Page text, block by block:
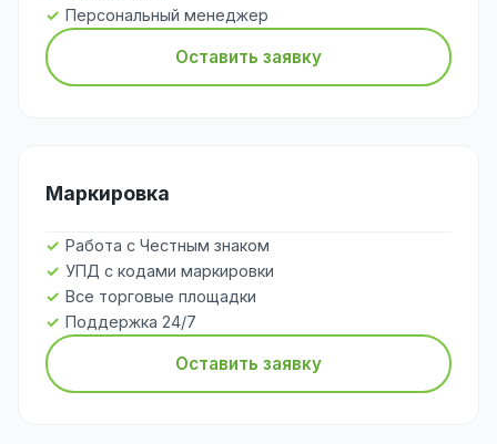
Персональный менеджер
Оставить заявку
Маркировка
Работа с Честным знаком
УПД с кодами маркировки
Все торговые площадки
Поддержка 24/7
Оставить заявку